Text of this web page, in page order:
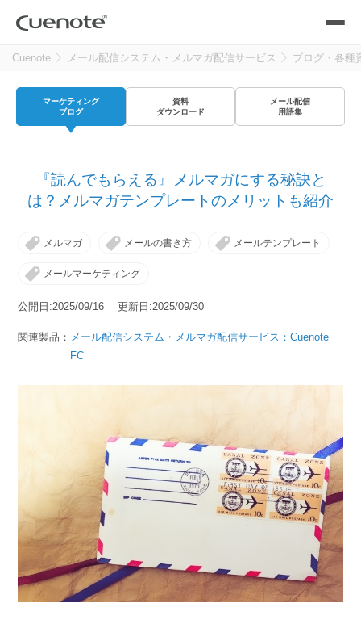
メール配信システム
メールリレーサーバー
kintone（キントーン）メール配信
SMS配信サービス
Webプッシュ通知サービス
アンケートシステム・フォーム
緊急参集・安否確認
活用シーン
会員獲得／ニーズ把握
コストを抑える
遅延なく確実・高速に送る
システム連携・効率化
セキュリティ対策
デジタルマーケティング
サポート
セミナー
ブログ・各種資料 トップ
メール配信用語集
03-6820-0515 大阪 06-6131-9960
（平日 10:00〜18:00）
Cuenote メール配信システム・メルマガ配信サービス ブログ・各種
マーケティング
ブログ
資料
ダウンロード
メール配信
用語集
『読んでもらえる』メルマガにする秘訣と
は？メルマガテンプレートのメリットも紹介
メルマガ メールの書き方 メールテンプレート
メールマーケティング
公開日:2025/09/16 更新日:2025/09/30
関連製品： メール配信システム・メルマガ配信サービス：Cuenote
FC